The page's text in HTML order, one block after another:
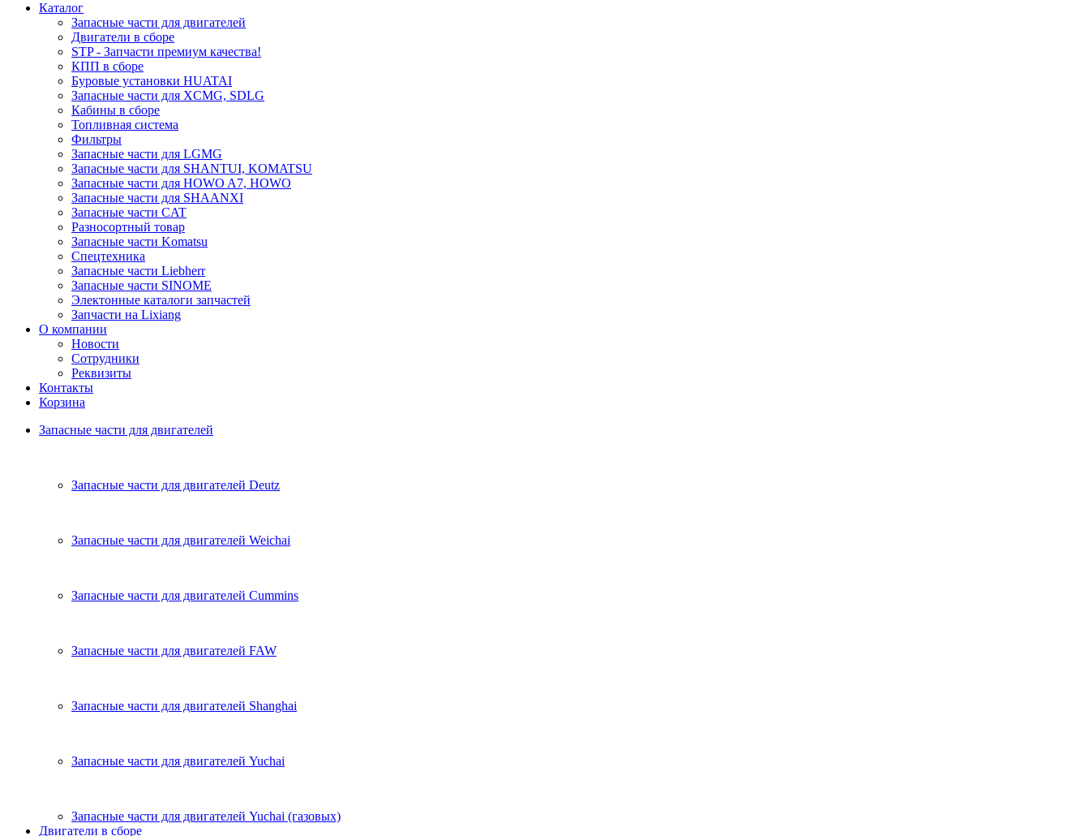
Каталог
Запасные части для двигателей
Двигатели в сборе
STP - Запчасти премиум качества!
КПП в сборе
Буровые установки HUATAI
Запасные части для XCMG, SDLG
Кабины в сборе
Топливная система
Фильтры
Запасные части для LGMG
Запасные части для SHANTUI, KOMATSU
Запасные части для HOWO A7, HOWO
Запасные части для SHAANXI
Запасные части CAT
Разносортный товар
Запасные части Komatsu
Спецтехника
Запасные части Liebherr
Запасные части SINOME
Электонные каталоги запчастей
Запчасти на Lixiang
О компании
Новости
Сотрудники
Реквизиты
Контакты
Корзина
Запасные части для двигателей
Запасные части для двигателей Deutz
Запасные части для двигателей Weichai
Запасные части для двигателей Cummins
Запасные части для двигателей FAW
Запасные части для двигателей Shanghai
Запасные части для двигателей Yuchai
Запасные части для двигателей Yuchai (газовых)
Двигатели в сборе